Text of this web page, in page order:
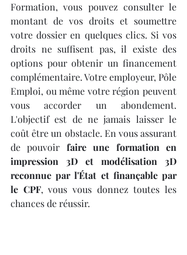
Formation, vous pouvez consulter le
montant de vos droits et soumettre
votre dossier en quelques clics. Si vos
droits ne suffisent pas, il existe des
options pour obtenir un financement
complémentaire. Votre employeur, Pôle
Emploi, ou même votre région peuvent
vous accorder un abondement.
L'objectif est de ne jamais laisser le
coût être un obstacle. En vous assurant
de pouvoir faire une formation en
impression 3D et modélisation 3D
reconnue par l'État et finançable par
le CPF, vous vous donnez toutes les
chances de réussir.